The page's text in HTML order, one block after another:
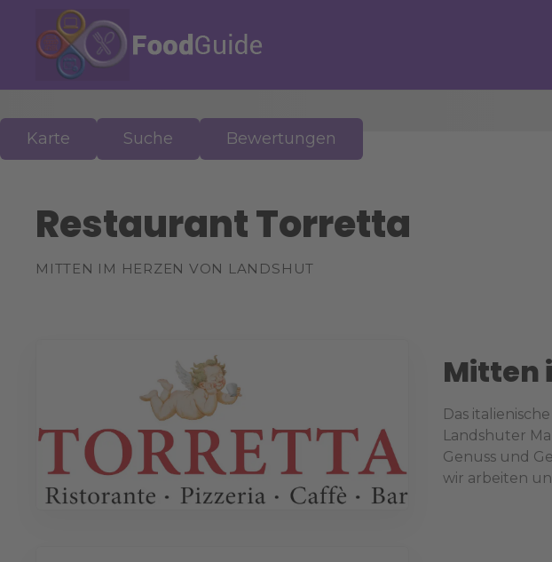
n
h
l
Karte Suche Bewertungen
Restaurant Torretta
MITTEN IM HERZEN VON LANDSHUT
Mitten
Das
Landshuter
Genuss und
wir arbeiten